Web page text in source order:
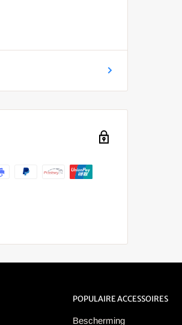
POPULAIRE ACCESSOIRES
Bescherming